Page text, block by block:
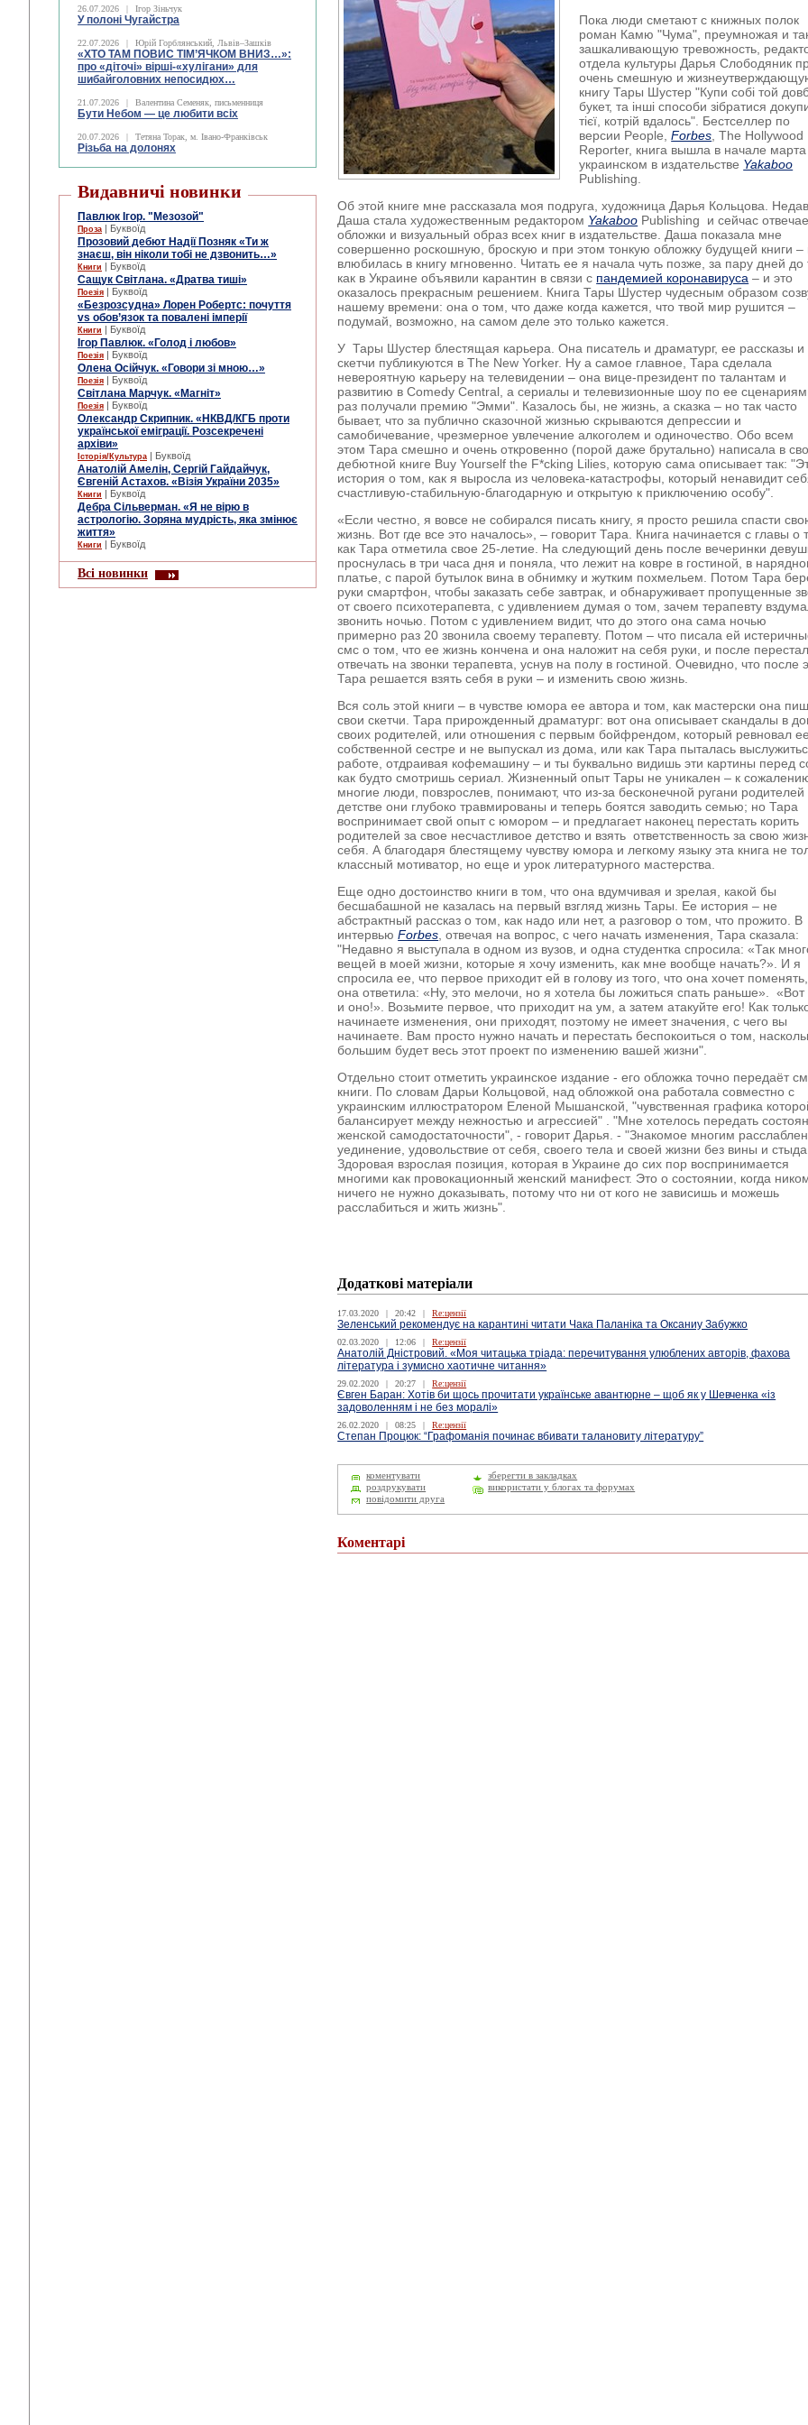
26.07.2026 | Ігор Зіньчук
У полоні Чугайстра
22.07.2026 | Юрій Горблянський, Львів–Зашків
«ХТО ТАМ ПОВИС ТІМ’ЯЧКОМ ВНИЗ…»:
про «діточі» вірші-«хулігани» для
шибайголовних непосидюх…
21.07.2026 | Валентина Семеняк, письменниця
Бути Небом ― це любити всіх
20.07.2026 | Тетяна Торак, м. Івано-Франківськ
Різьба на долонях
Видавничі новинки
Павлюк Ігор. "Мезозой"
Проза | Буквоїд
Прозовий дебют Надії Позняк «Ти ж
знаєш, він ніколи тобі не дзвонить…»
Книги | Буквоїд
Сащук Світлана. «Дратва тиші»
Поезія | Буквоїд
«Безрозсудна» Лорен Робертс: почуття
vs обов’язок та повалені імперії
Книги | Буквоїд
Ігор Павлюк. «Голод і любов»
Поезія | Буквоїд
Олена Осійчук. «Говори зі мною…»
Поезія | Буквоїд
Світлана Марчук. «Магніт»
Поезія | Буквоїд
Олександр Скрипник. «НКВД/КГБ проти
української еміграції. Розсекречені
архіви»
Історія/Культура | Буквоїд
Анатолій Амелін, Сергій Гайдайчук,
Євгеній Астахов. «Візія України 2035»
Книги | Буквоїд
Дебра Сільверман. «Я не вірю в
астрологію. Зоряна мудрість, яка змінює
життя»
Книги | Буквоїд
Всі новинки
Пока люди сметают с книжных полок
роман Камю "Чума", преумножая и
зашкаливающую тревожность,
отдела культуры Дарья Слободяник
очень смешную и
книгу Тары Шустер "Купи собі той
букет, та інші способи зібратися
тієї, котрій вдалось". Бестселлер по
версии People,Forbes , The Hollywood
Reporter, книга вышла в начале
украинском в издательстве Yakaboo
Publishing.
Об этой книге мне рассказала моя подруга, художница Дарья Кольцова.
Даша стала художественным редактором Yakaboo Publishing и сейчас
обложки и визуальный образ всех книг в издательстве. Даша показала мне
совершенно роскошную, броскую и при этом тонкую обложку будущей книги –
влюбилась в книгу мгновенно. Читать ее я начала чуть позже, за пару дней до
как в Украине объявили карантин в связи с пандемией коронавируса – и это
оказалось прекрасным решением. Книга Тары Шустер чудесным образом
нашему времени: она о том, что даже когда кажется, что твой мир рушится –
подумай, возможно, на самом деле это только кажется.
У Тары Шустер блестящая карьера. Она писатель и драматург, ее рассказы и
скетчи публикуются в The New Yorker. Ну а самое главное, Тара сделала
невероятную карьеру на телевидении – она вице-президент по талантам и
развитию в Comedy Central, а сериалы и телевизионные шоу по ее
раз получали премию "Эмми". Казалось бы, не жизнь, а сказка – но так часто
бывает, что за публично сказочной жизнью скрываются депрессии и
самобичевание, чрезмерное увлечение алкоголем и одиночество. Обо всем
этом Тара смешно и очень откровенно (порой даже брутально) написала в
дебютной книге Buy Yourself the F*cking Lilies, которую сама описывает так:
история о том, как я выросла из человека-катастрофы, который ненавидит
счастливую-стабильную-благодарную и открытую к приключению особу".
«Если честно, я вовсе не собирался писать книгу, я просто решила спасти
жизнь. Вот где все это началось», – говорит Тара. Книга начинается с главы о
как Тара отметила свое 25-летие. На следующий день после вечеринки
проснулась в три часа дня и поняла, что лежит на ковре в гостиной, в
платье, с парой бутылок вина в обнимку и жутким похмельем. Потом Тара
руки смартфон, чтобы заказать себе завтрак, и обнаруживает пропущенные
от своего психотерапевта, с удивлением думая о том, зачем терапевту
звонить ночью. Потом с удивлением видит, что до этого она сама ночью
примерно раз 20 звонила своему терапевту. Потом – что писала ей
смс о том, что ее жизнь кончена и она наложит на себя руки, и после
отвечать на звонки терапевта, уснув на полу в гостиной. Очевидно, что после
Тара решается взять себя в руки – и изменить свою жизнь.
Вся соль этой книги – в чувстве юмора ее автора и том, как мастерски она
свои скетчи. Тара прирожденный драматург: вот она описывает скандалы в
своих родителей, или отношения с первым бойфрендом, который ревновал
собственной сестре и не выпускал из дома, или как Тара пыталась
работе, отдраивая кофемашину – и ты буквально видишь эти картины перед
как будто смотришь сериал. Жизненный опыт Тары не уникален – к
многие люди, повзрослев, понимают, что из-за бесконечной ругани
детстве они глубоко травмированы и теперь боятся заводить семью; но Тара
воспринимает свой опыт с юмором – и предлагает наконец перестать корить
родителей за свое несчастливое детство и взять ответственность за свою
себя. А благодаря блестящему чувству юмора и легкому языку эта книга не
классный мотиватор, но еще и урок литературного мастерства.
Еще одно достоинство книги в том, что она вдумчивая и зрелая, какой бы
бесшабашной не казалась на первый взгляд жизнь Тары. Ее история – не
абстрактный рассказ о том, как надо или нет, а разговор о том, что прожито. В
интервьюForbes , отвечая на вопрос, с чего начать изменения, Тара сказала:
"Недавно я выступала в одном из вузов, и одна студентка спросила: «Так
вещей в моей жизни, которые я хочу изменить, как мне вообще начать?». И я
спросила ее, что первое приходит ей в голову из того, что она хочет
она ответила: «Ну, это мелочи, но я хотела бы ложиться спать раньше». «Вот
и оно!». Возьмите первое, что приходит на ум, а затем атакуйте его! Как
начинаете изменения, они приходят, поэтому не имеет значения, с чего вы
начинаете. Вам просто нужно начать и перестать беспокоиться о том,
большим будет весь этот проект по изменению вашей жизни".
Отдельно стоит отметить украинское издание - его обложка точно передаёт
книги. По словам Дарьи Кольцовой, над обложкой она работала совместно с
украинским иллюстратором Еленой Мышанской, "чувственная графика
балансирует между нежностью и агрессией" . "Мне хотелось передать
женской самодостаточности", - говорит Дарья. - "Знакомое многим
уединение, удовольствие от себя, своего тела и своей жизни без вины и стыда.
Здоровая взрослая позиция, которая в Украине до сих пор воспринимается
многими как провокационный женский манифест. Это о состоянии, когда
ничего не нужно доказывать, потому что ни от кого не зависишь и можешь
расслабиться и жить жизнь".
Додаткові матеріали
17.03.2020 | 20:42 | Re:цензії
Зеленський рекомендує на карантині читати Чака Паланіка та Оксаниу Забужко
02.03.2020 | 12:06 | Re:цензії
Анатолій Дністровий. «Моя читацька тріада: перечитування улюблених авторів, фахова
література і зумисно хаотичне читання»
29.02.2020 | 20:27 | Re:цензії
Євген Баран: Хотів би щось прочитати українське авантюрне – щоб як у Шевченка «із
задоволенням і не без моралі»
26.02.2020 | 08:25 | Re:цензії
Степан Процюк: “Графоманія починає вбивати талановиту літературу”
коментувати
зберегти в закладках
роздрукувати
використати у блогах та форумах
повідомити друга
Коментарі